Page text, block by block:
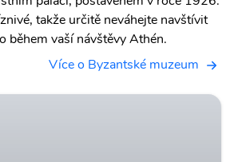
takže určitě neváhejte navštívit
během vaší návštěvy Athén.
Více o Byzantské muzeum